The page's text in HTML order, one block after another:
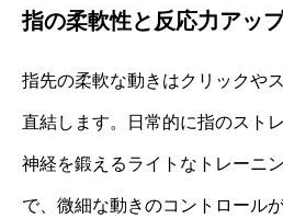
指の柔軟性と反応力アッ
指先の柔軟な動きはクリックや
直結します。日常的に指のスト
神経を鍛えるライトなトレーニ
で、微細な動きのコントロール